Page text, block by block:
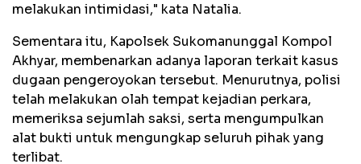
melakukan intimidasi," kata Natalia.
Sementara itu, Kapolsek Sukomanunggal Kompol
Akhyar, membenarkan adanya laporan terkait kasus
dugaan pengeroyokan tersebut. Menurutnya, polisi
telah melakukan olah tempat kejadian perkara,
memeriksa sejumlah saksi, serta mengumpulkan
alat bukti untuk mengungkap seluruh pihak yang
terlibat.